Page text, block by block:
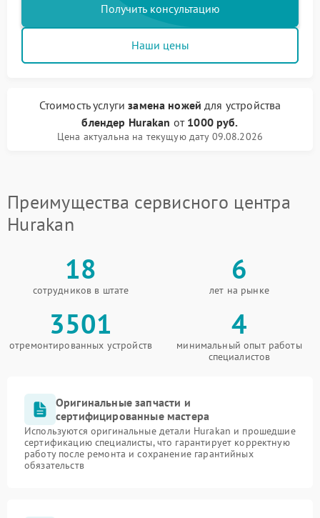
Получить консультацию
Наши цены
Стоимость услугизамена ножей для устройства
блендер Hurakan от 1000 руб.
Цена актуальна на текущую дату 09.08.2026
Преимущества сервисного центра
Hurakan
18
сотрудников в штате
6
лет на рынке
3501
отремонтированных устройств
4
минимальный опыт работы
специалистов
Оригинальные запчасти и
сертифицированные мастера
Используются оригинальные детали Hurakan и прошедшие
сертификацию специалисты, что гарантирует корректную
работу после ремонта и сохранение гарантийных
обязательств